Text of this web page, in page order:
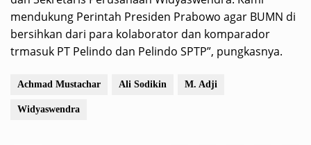
mendukung Perintah Presiden Prabowo agar BUMN di
bersihkan dari para kolaborator dan komparador
trmasuk PT Pelindo dan Pelindo SPTP”, pungkasnya.
Achmad Mustachar Ali Sodikin M. Adji
Widyaswendra